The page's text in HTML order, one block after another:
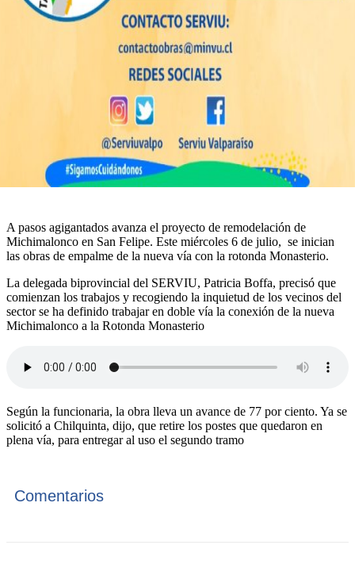
A pasos agigantados avanza el proyecto de remodelación de
Michimalonco en San Felipe. Este miércoles 6 de julio, se inician
las obras de empalme de la nueva vía con la rotonda Monasterio.
La delegada biprovincial del SERVIU, Patricia Boffa, precisó que
comienzan los trabajos y recogiendo la inquietud de los vecinos del
sector se ha definido trabajar en doble vía la conexión de la nueva
Michimalonco a la Rotonda Monasterio
Según la funcionaria, la obra lleva un avance de 77 por ciento. Ya se
solicitó a Chilquinta, dijo, que retire los postes que quedaron en
plena vía, para entregar al uso el segundo tramo
Comentarios